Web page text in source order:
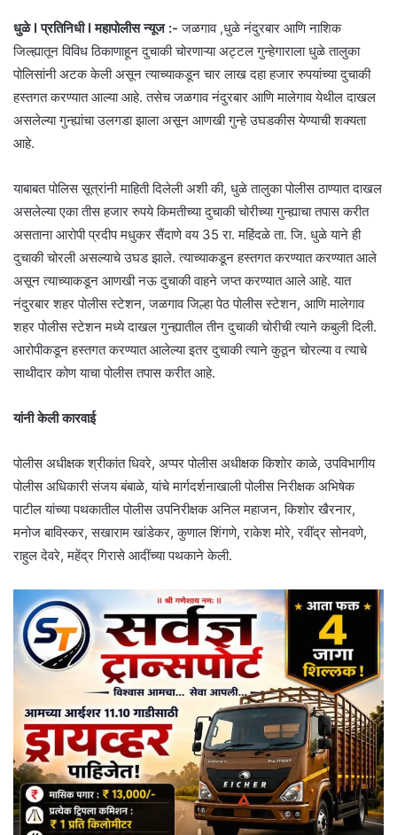
धुळे I प्रतिनिधी I महापोलीस न्यूज :- जळगाव ,धुळे नंदुरबार आणि नाशिक
जिल्ह्यातून विविध ठिकाणाहून दुचाकी चोरणाऱ्या अट्टल गुन्हेगाराला धुळे तालुका
पोलिसांनी अटक केली असून त्याच्याकडून चार लाख दहा हजार रुपयांच्या दुचाकी
हस्तगत करण्यात आल्या आहे. तसेच जळगाव नंदुरबार आणि मालेगाव येथील दाखल
असलेल्या गुन्ह्यांचा उलगडा झाला असून आणखी गुन्हे उघडकीस येण्याची शक्यता
आहे.
याबाबत पोलिस सूत्रांनी माहिती दिलेली अशी की, धुळे तालुका पोलीस ठाण्यात दाखल
असलेल्या एका तीस हजार रुपये किमतीच्या दुचाकी चोरीच्या गुन्ह्याचा तपास करीत
असताना आरोपी प्रदीप मधुकर सैंदाणे वय 35 रा. महिंदळे ता. जि. धुळे याने ही
दुचाकी चोरली असल्याचे उघड झाले. त्याच्याकडून हस्तगत करण्यात करण्यात आले
असून त्याच्याकडून आणखी नऊ दुचाकी वाहने जप्त करण्यात आले आहे. यात
नंदुरबार शहर पोलीस स्टेशन, जळगाव जिल्हा पेठ पोलीस स्टेशन, आणि मालेगाव
शहर पोलीस स्टेशन मध्ये दाखल गुन्ह्यातील तीन दुचाकी चोरीची त्याने कबुली दिली.
आरोपीकडून हस्तगत करण्यात आलेल्या इतर दुचाकी त्याने कुठून चोरल्या व त्याचे
साथीदार कोण याचा पोलीस तपास करीत आहे.
यांनी केली कारवाई
पोलीस अधीक्षक श्रीकांत धिवरे, अप्पर पोलीस अधीक्षक किशोर काळे, उपविभागीय
पोलीस अधिकारी संजय बंबाळे, यांचे मार्गदर्शनाखाली पोलीस निरीक्षक अभिषेक
पाटील यांच्या पथकातील पोलीस उपनिरीक्षक अनिल महाजन, किशोर खैरनार,
मनोज बाविस्कर, सखाराम खांडेकर, कुणाल शिंगणे, राकेश मोरे, रवींद्र सोनवणे,
राहुल देवरे, महेंद्र गिरासे आदींच्या पथकाने केली.